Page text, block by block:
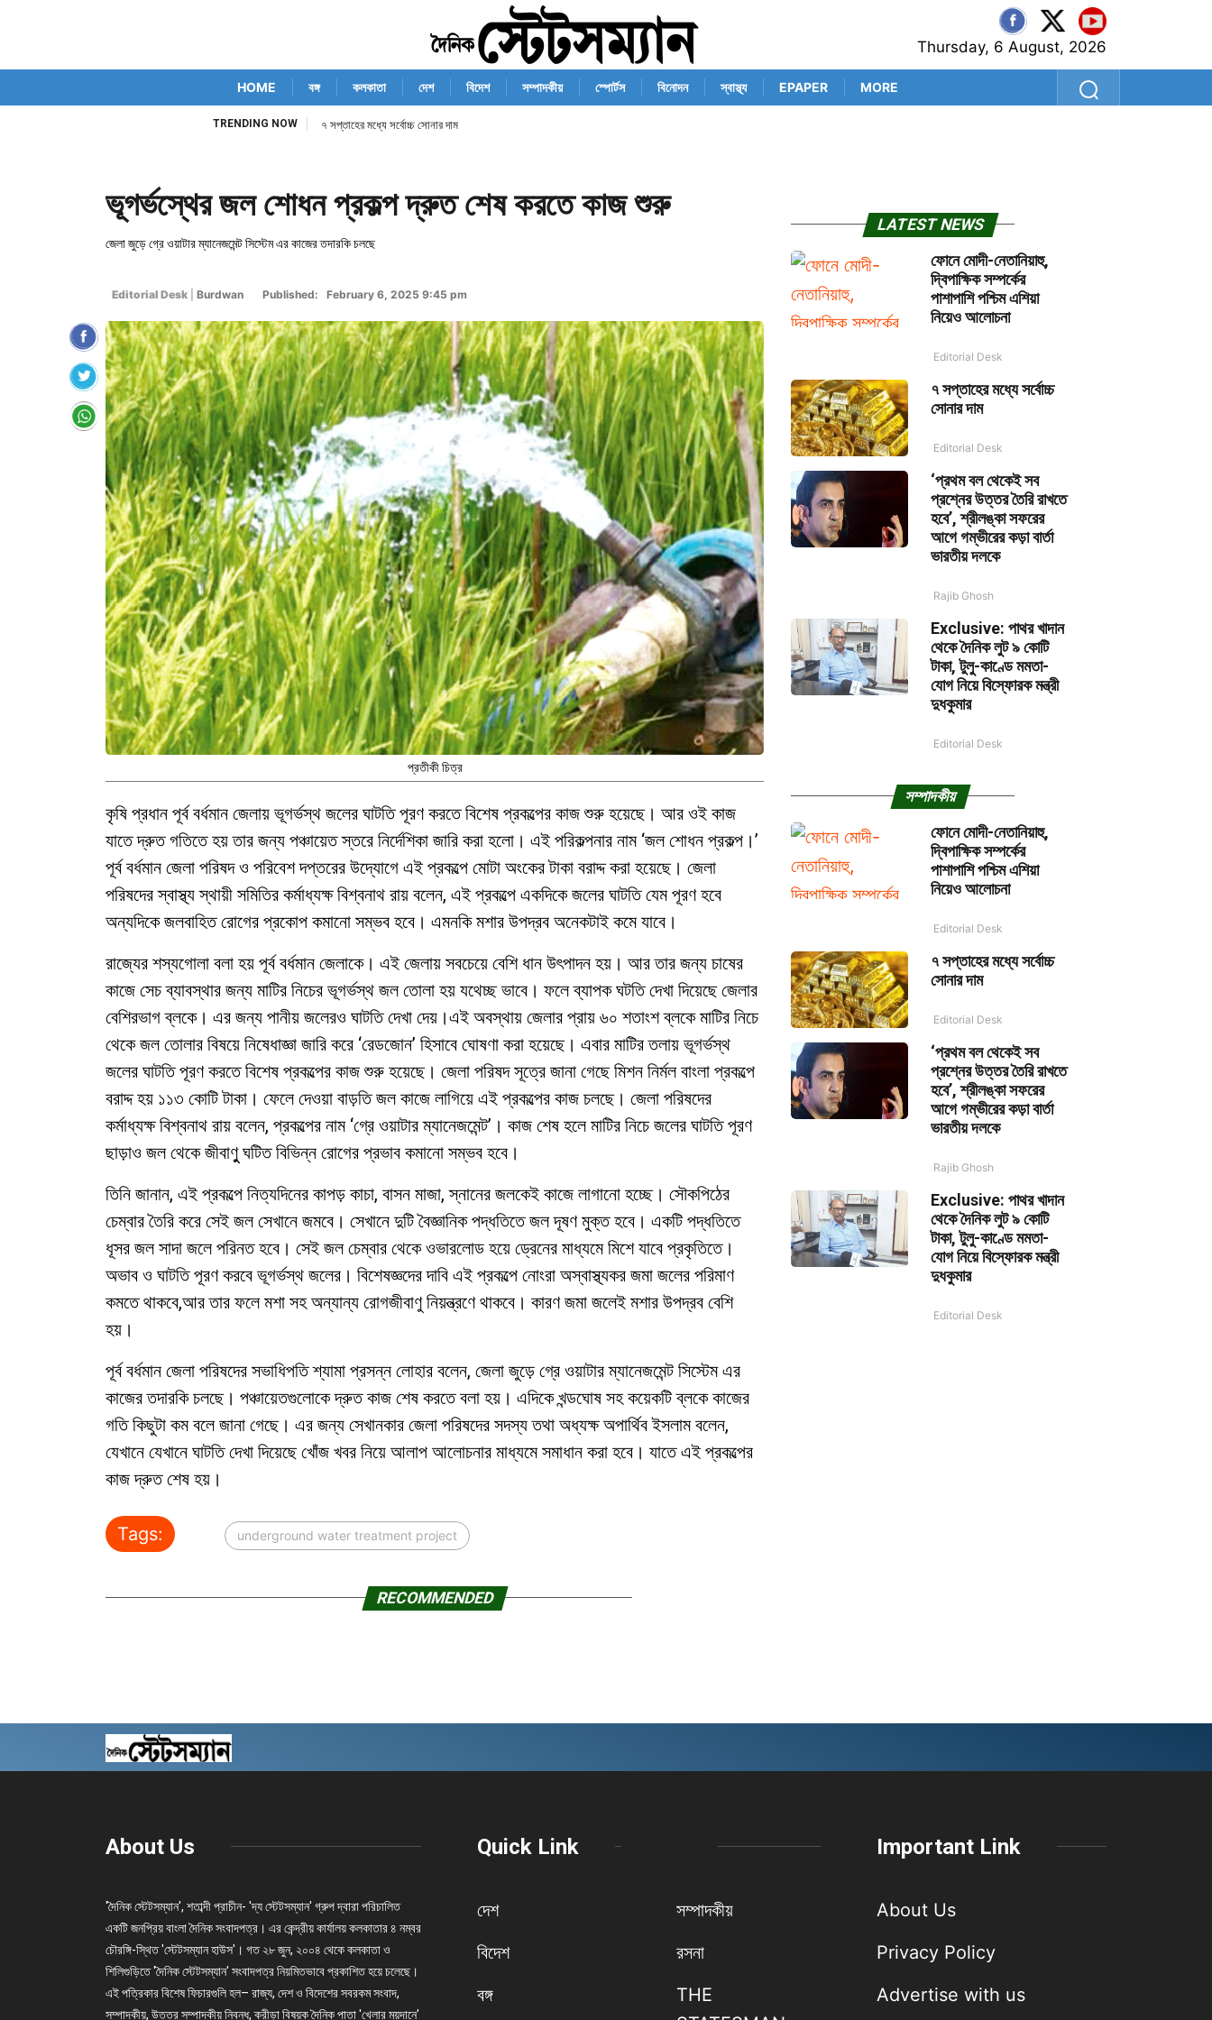
Thursday, 6 August, 2026
HOME বঙ্গ কলকাতা দেশ বিদেশ সম্পাদকীয় স্পোর্টস বিনোদন স্বাস্থ্য EPAPER MORE
TRENDING NOW ৭ সপ্তাহের মধ্যে সর্বোচ্চ সোনার দাম
ভূগর্ভস্থের জল শোধন প্রকল্প দ্রুত শেষ করতে কাজ শুরু
জেলা জুড়ে গ্রে ওয়াটার ম্যানেজমেন্ট সিস্টেম এর কাজের তদারকি চলছে
Editorial Desk Burdwan Published: February 6, 2025 9:45 pm
প্রতীকী চিত্র
কৃষি প্রধান পূর্ব বর্ধমান জেলায় ভূগর্ভস্থ জলের ঘাটতি পূরণ করতে বিশেষ প্রকল্পের কাজ শুরু হয়েছে। আর ওই কাজ
যাতে দ্রুত গতিতে হয় তার জন্য পঞ্চায়েত স্তরে নির্দেশিকা জারি করা হলো। এই পরিকল্পনার নাম ‘জল শোধন প্রকল্প।’
পূর্ব বর্ধমান জেলা পরিষদ ও পরিবেশ দপ্তরের উদ্যোগে এই প্রকল্পে মোটা অংকের টাকা বরাদ্দ করা হয়েছে। জেলা
পরিষদের স্বাস্থ্য স্থায়ী সমিতির কর্মাধ্যক্ষ বিশ্বনাথ রায় বলেন, এই প্রকল্পে একদিকে জলের ঘাটতি যেম পূরণ হবে
অন্যদিকে জলবাহিত রোগের প্রকোপ কমানো সম্ভব হবে। এমনকি মশার উপদ্রব অনেকটাই কমে যাবে।
রাজ্যের শস্যগোলা বলা হয় পূর্ব বর্ধমান জেলাকে। এই জেলায় সবচেয়ে বেশি ধান উৎপাদন হয়। আর তার জন্য চাষের
কাজে সেচ ব্যাবস্থার জন্য মাটির নিচের ভূগর্ভস্থ জল তোলা হয় যথেচ্ছ ভাবে। ফলে ব্যাপক ঘটতি দেখা দিয়েছে জেলার
বেশিরভাগ ব্লকে। এর জন্য পানীয় জলেরও ঘাটতি দেখা দেয়।এই অবস্থায় জেলার প্রায় ৬০ শতাংশ ব্লকে মাটির নিচে
থেকে জল তোলার বিষয়ে নিষেধাজ্ঞা জারি করে ‘রেডজোন’ হিসাবে ঘোষণা করা হয়েছে। এবার মাটির তলায় ভূগর্ভস্থ
জলের ঘাটতি পূরণ করতে বিশেষ প্রকল্পের কাজ শুরু হয়েছে। জেলা পরিষদ সূত্রে জানা গেছে মিশন নির্মল বাংলা প্রকল্পে
বরাদ্দ হয় ১১৩ কোটি টাকা। ফেলে দেওয়া বাড়তি জল কাজে লাগিয়ে এই প্রকল্পের কাজ চলছে। জেলা পরিষদের
কর্মাধ্যক্ষ বিশ্বনাথ রায় বলেন, প্রকল্পের নাম ‘গ্রে ওয়াটার ম্যানেজমেন্ট’। কাজ শেষ হলে মাটির নিচে জলের ঘাটতি পূরণ
ছাড়াও জল থেকে জীবাণুু ঘটিত বিভিন্ন রোগের প্রভাব কমানো সম্ভব হবে।
তিনি জানান, এই প্রকল্পে নিত্যদিনের কাপড় কাচা, বাসন মাজা, স্নানের জলকেই কাজে লাগানো হচ্ছে। সৌকপিঠের
চেম্বার তৈরি করে সেই জল সেখানে জমবে। সেখানে দুটি বৈজ্ঞানিক পদ্ধতিতে জল দূষণ মুক্ত হবে। একটি পদ্ধতিতে
ধূসর জল সাদা জলে পরিনত হবে। সেই জল চেম্বার থেকে ওভারলোড হয়ে ড্রেনের মাধ্যমে মিশে যাবে প্রকৃতিতে।
অভাব ও ঘাটতি পূরণ করবে ভূগর্ভস্থ জলের। বিশেষজ্ঞদের দাবি এই প্রকল্পে নোংরা অস্বাস্থ্যকর জমা জলের পরিমাণ
কমতে থাকবে,আর তার ফলে মশা সহ অন্যান্য রোগজীবাণু নিয়ন্ত্রণে থাকবে। কারণ জমা জলেই মশার উপদ্রব বেশি
হয়।
পূর্ব বর্ধমান জেলা পরিষদের সভাধিপতি শ্যামা প্রসন্ন লোহার বলেন, জেলা জুড়ে গ্রে ওয়াটার ম্যানেজমেন্ট সিস্টেম এর
কাজের তদারকি চলছে। পঞ্চায়েতগুলোকে দ্রুত কাজ শেষ করতে বলা হয়। এদিকে খন্ডঘোষ সহ কয়েকটি ব্লকে কাজের
গতি কিছুটা কম বলে জানা গেছে। এর জন্য সেখানকার জেলা পরিষদের সদস্য তথা অধ্যক্ষ অপার্থিব ইসলাম বলেন,
যেখানে যেখানে ঘাটতি দেখা দিয়েছে খোঁজ খবর নিয়ে আলাপ আলোচনার মাধ্যমে সমাধান করা হবে। যাতে এই প্রকল্পের
কাজ দ্রুত শেষ হয়।
Tags: underground water treatment project
RECOMMENDED
LATEST NEWS
ফোনে মোদী-নেতানিয়াহু,
দ্বিপাক্ষিক সম্পর্কের
পাশাপাশি পশ্চিম এশিয়া
নিয়েও আলোচনা
Editorial Desk
৭ সপ্তাহের মধ্যে সর্বোচ্চ
সোনার দাম
Editorial Desk
‘প্রথম বল থেকেই সব
প্রশ্নের উত্তর তৈরি রাখতে
হবে’, শ্রীলঙ্কা সফরের
আগে গম্ভীরের কড়া বার্তা
ভারতীয় দলকে
Rajib Ghosh
Exclusive: পাথর খাদান
থেকে দৈনিক লুট ৯ কোটি
টাকা, টুলু-কাণ্ডে মমতা-
যোগ নিয়ে বিস্ফোরক মন্ত্রী
দুধকুমার
Editorial Desk
সম্পাদকীয়
ফোনে মোদী-নেতানিয়াহু,
দ্বিপাক্ষিক সম্পর্কের
পাশাপাশি পশ্চিম এশিয়া
নিয়েও আলোচনা
Editorial Desk
৭ সপ্তাহের মধ্যে সর্বোচ্চ
সোনার দাম
Editorial Desk
‘প্রথম বল থেকেই সব
প্রশ্নের উত্তর তৈরি রাখতে
হবে’, শ্রীলঙ্কা সফরের
আগে গম্ভীরের কড়া বার্তা
ভারতীয় দলকে
Rajib Ghosh
Exclusive: পাথর খাদান
থেকে দৈনিক লুট ৯ কোটি
টাকা, টুলু-কাণ্ডে মমতা-
যোগ নিয়ে বিস্ফোরক মন্ত্রী
দুধকুমার
Editorial Desk
About Us
'দৈনিক স্টেটসম্যান', শতাব্দী প্রাচীন- 'দ্য স্টেটসম্যান' গ্রুপ দ্বারা পরিচালিত
একটি জনপ্রিয় বাংলা দৈনিক সংবাদপত্র। এর কেন্দ্রীয় কার্যালয় কলকাতার ৪ নম্বর
চৌরঙ্গি-স্থিত 'স্টেটসম্যান হাউস'। গত ২৮ জুন, ২০০৪ থেকে কলকাতা ও
শিলিগুড়িতে 'দৈনিক স্টেটসম্যান' সংবাদপত্র নিয়মিতভাবে প্রকাশিত হয়ে চলেছে।
এই পত্রিকার বিশেষ ফিচারগুলি হল– রাজ্য, দেশ ও বিদেশের সবরকম সংবাদ,
সম্পাদকীয়, উত্তর সম্পাদকীয় নিবন্ধ, ক্রীড়া বিষয়ক দৈনিক পাতা 'খেলার ময়দানে'
Quick Link
দেশ
বিদেশ
বঙ্গ
সম্পাদকীয়
রসনা
THE
Important Link
About Us
Privacy Policy
Advertise with us